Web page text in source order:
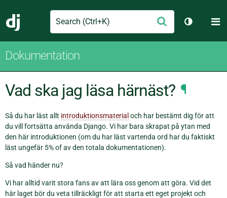
Django
Search Skicka
Växla
Dokumentation
Vad ska jag läsa härnäst? ¶
Så du har läst allt introduktionsmaterialoch har bestämt dig för att
du vill fortsätta använda Django. Vi har bara skrapat på ytan med
den här introduktionen (om du har läst vartenda ord har du faktiskt
läst ungefär 5% of av den totala dokumentationen).
Så vad händer nu?
Vi har alltid varit stora fans av att lära oss genom att göra. Vid det
här laget bör du veta tillräckligt för att starta ett eget projekt och